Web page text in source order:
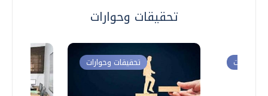
تحقيقات وحوارات
تحقيقات وحوارات وحوارات